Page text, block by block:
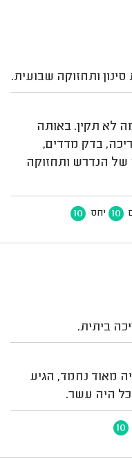
ותחזוקה שבועית.
לא תקין. באותה
בדק מדדים,
של הנדרש ותחזוקה
10 יחס 10
ביתית.
מאוד נחמד, הגיע
היה עשר.
10